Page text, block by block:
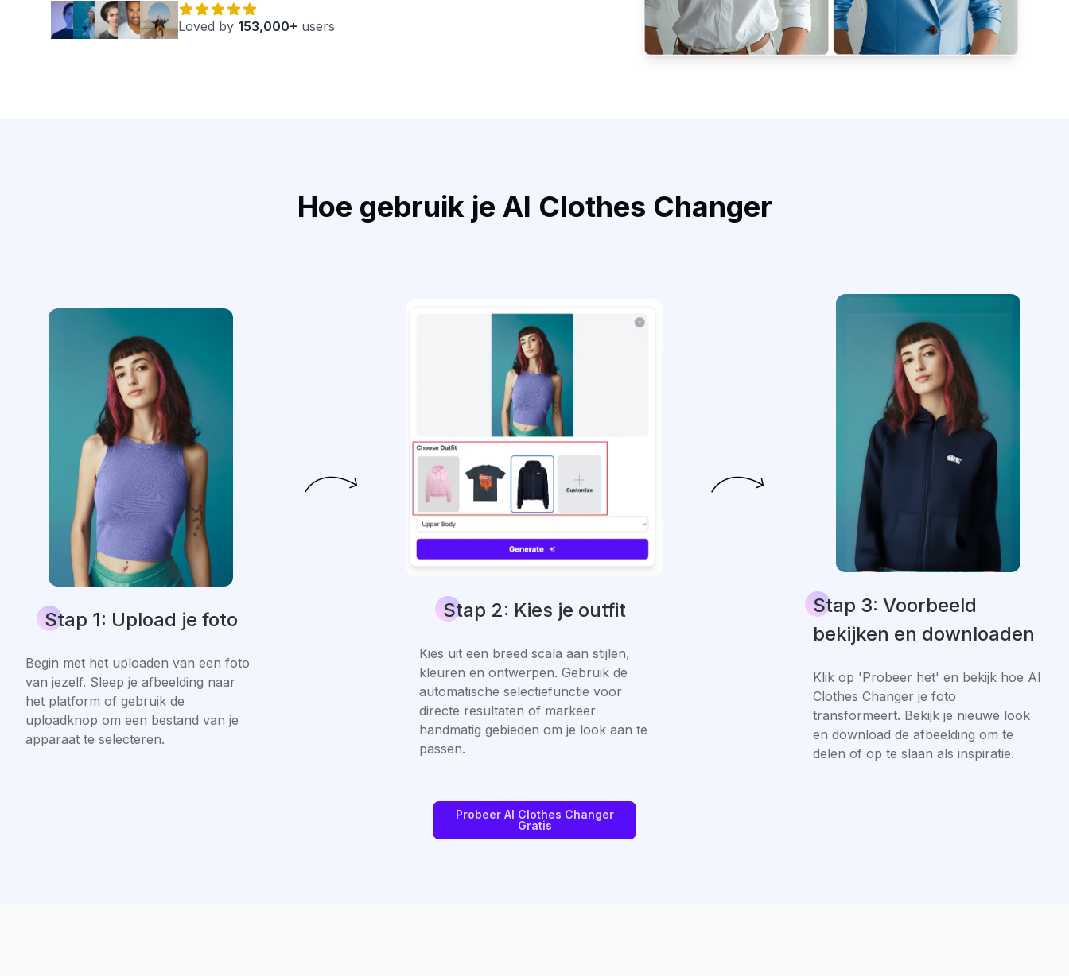
Loved by 153,000+ users
Hoe gebruik je AI Clothes Changer
Stap 1: Upload je foto
Begin met het uploaden van een foto
van jezelf. Sleep je afbeelding naar
het platform of gebruik de
uploadknop om een bestand van je
apparaat te selecteren.
Stap 2: Kies je outfit
Kies uit een breed scala aan stijlen,
kleuren en ontwerpen. Gebruik de
automatische selectiefunctie voor
directe resultaten of markeer
handmatig gebieden om je look aan te
passen.
Stap 3: Voorbeeld
bekijken en downloaden
Klik op 'Probeer het' en bekijk hoe AI
Clothes Changer je foto
transformeert. Bekijk je nieuwe look
en download de afbeelding om te
delen of op te slaan als inspiratie.
Probeer AI Clothes Changer
Gratis